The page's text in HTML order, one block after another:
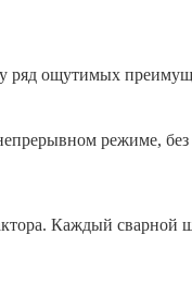
ряд ощутимых
режиме,
Каждый